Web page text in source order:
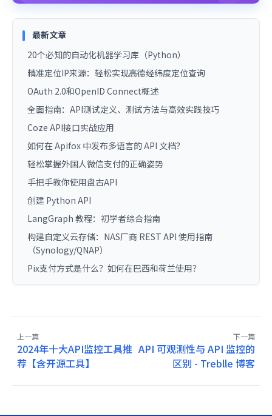
最新文章
20个必知的自动化机器学习库（Python）
精准定位IP来源：轻松实现高德经纬度定位查询
OAuth 2.0和OpenID Connect概述
全面指南：API测试定义、测试方法与高效实践技巧
Coze API接口实战应用
如何在 Apifox 中发布多语言的 API 文档？
轻松掌握外国人微信支付的正确姿势
手把手教你使用盘古API
创建 Python API
LangGraph 教程：初学者综合指南
构建自定义云存储：NAS厂商 REST API 使用指南
（Synology/QNAP）
Pix支付方式是什么？如何在巴西和荷兰使用？
上一篇
2024年十大API监控工具推
荐【含开源工具】
下一篇
API 可观测性与 API 监控的
区别 - Treblle 博客